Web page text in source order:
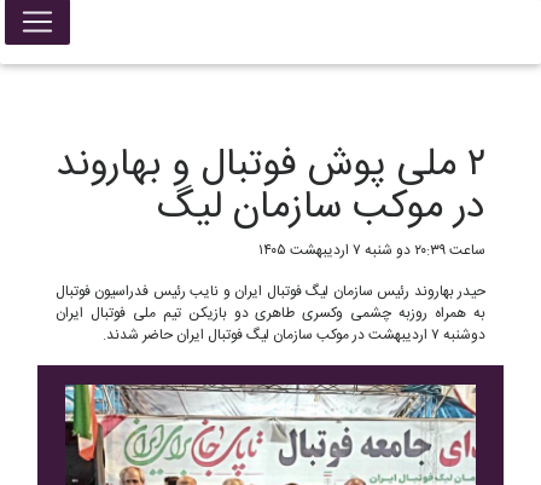
False{ return; }
۲ ملی پوش فوتبال و بهاروند
در موکب سازمان لیگ
ساعت ۲۰:۳۹ دو شنبه ۷ اردیبهشت ۱۴۰۵
حیدر بهاروند رئیس سازمان لیگ فوتبال ایران و نایب رئیس فدراسیون فوتبال
به همراه روزبه چشمی و‌کسری طاهری دو بازیکن تیم ملی فوتبال ایران
دوشنبه ۷ اردیبهشت در موکب سازمان لیگ فوتبال ایران حاضر شدند.